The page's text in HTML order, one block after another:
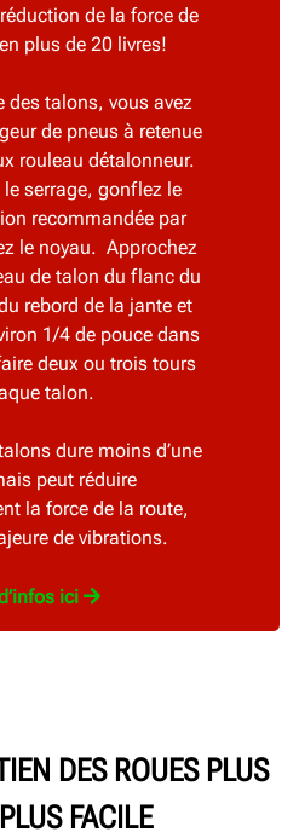
de la force de
plus de 20 livres!
des talons, vous avez
de pneus à retenue
rouleau détalonneur.
serrage, gonflez le
recommandée par
le noyau. Approchez
de talon du flanc du
rebord de la jante et
1/4 de pouce dans
deux ou trois tours
talon.
dure moins d’une
peut réduire
la force de la route,
de vibrations.
ici
DES ROUES PLUS
FACILE